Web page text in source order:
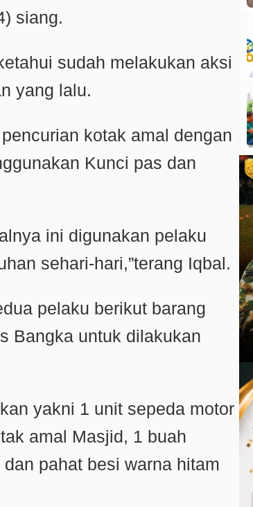
siang.
sudah melakukan aksi
yang lalu.
kotak amal dengan
Kunci pas dan
ini digunakan pelaku
sehari-hari,”terang Iqbal.
pelaku berikut barang
Bangka untuk dilakukan
yakni 1 unit sepeda motor
amal Masjid, 1 buah
pahat besi warna hitam